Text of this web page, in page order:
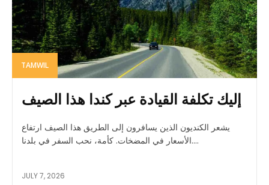
TAMWIL
إليك تكلفة القيادة عبر كندا هذا الصيف
يشعر الكنديون الذين يسافرون إلى الطريق هذا الصيف ارتفاع
الأسعار في المضخات. كأمة، نحب السفر في بلدنا....
JULY 7, 2026